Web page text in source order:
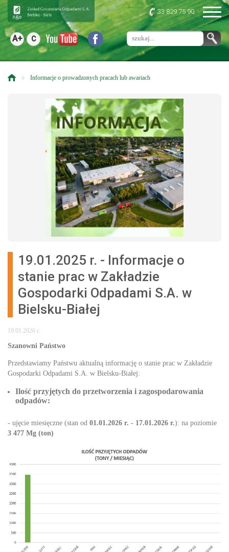
A+ C
33 829 75 90
» Informacje o prowadzonych pracach lub awariach
19.01.2025 r. - Informacje o
stanie prac w Zakładzie
Gospodarki Odpadami S.A. w
Bielsku-Białej
19.01.2026 r.
Szanowni Państwo
Przedstawiamy Państwu aktualną informację o stanie prac w Zakładzie
Gospodarki Odpadami S.A. w Bielsku-Białej:
Ilość przyjętych do przetworzenia i zagospodarowania
odpadów:
- ujęcie miesięczne (stan od 01.01.2026 r. - 17.01.2026 r.): na poziomie
3 477 Mg (ton)